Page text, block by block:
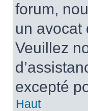
forum,
un avocat
Veuillez
excepté
Haut